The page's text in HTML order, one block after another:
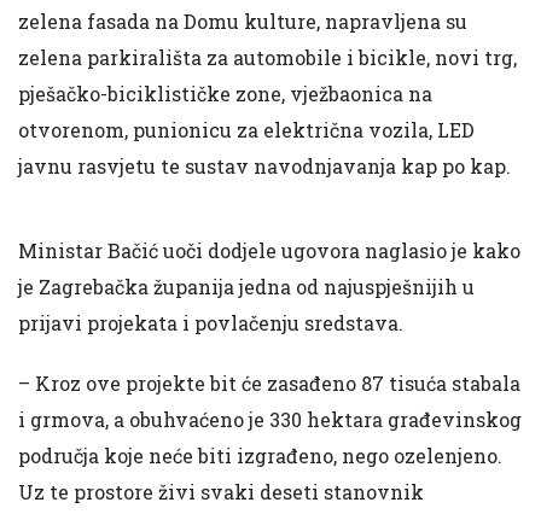
zelena fasada na Domu kulture, napravljena su
zelena parkirališta za automobile i bicikle, novi trg,
pješačko-biciklističke zone, vježbaonica na
otvorenom, punionicu za električna vozila, LED
javnu rasvjetu te sustav navodnjavanja kap po kap.
Ministar Bačić uoči dodjele ugovora naglasio je kako
je Zagrebačka županija jedna od najuspješnijih u
prijavi projekata i povlačenju sredstava.
– Kroz ove projekte bit će zasađeno 87 tisuća stabala
i grmova, a obuhvaćeno je 330 hektara građevinskog
područja koje neće biti izgrađeno, nego ozelenjeno.
Uz te prostore živi svaki deseti stanovnik